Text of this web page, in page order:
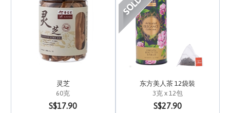
灵芝
60克
4.4 out of 5 Customer Rating
S$17.90
东方美人茶 12袋裝
3克 x 12包
4.5 out of 5 Customer
S$27.90